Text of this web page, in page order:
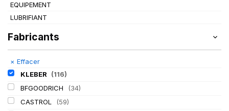
EQUIPEMENT
LUBRIFIANT
Fabricants
× Effacer
KLEBER
(116)
BFGOODRICH
(34)
CASTROL
(59)